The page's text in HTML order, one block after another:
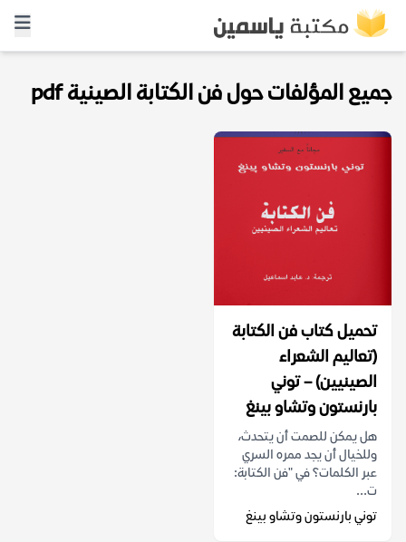
جميع المؤلفات حول فن الكتابة الصينية pdf
تحميل كتاب فن الكتابة
(تعاليم الشعراء
الصينيين) – توني
بارنستون وتشاو بينغ
هل يمكن للصمت أن يتحدث،
وللخيال أن يجد ممره السري
عبر الكلمات؟ في "فن الكتابة:
ت...
توني بارنستون وتشاو بينغ